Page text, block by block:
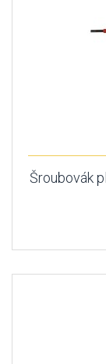
Šroubovák